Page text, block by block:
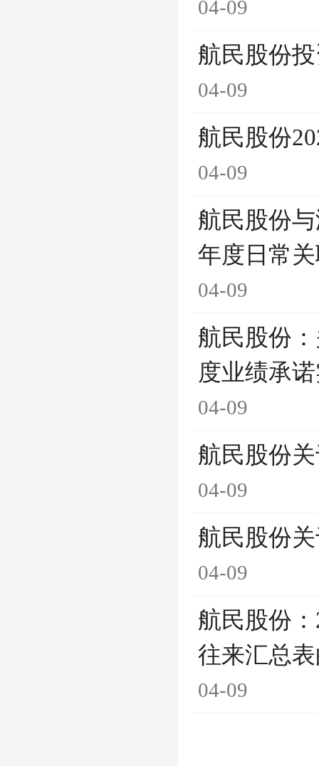
04-09
航民股份
04-09
航民股份
04-09
航民股份
年度日常
04-09
航民股份
度业绩承
04-09
航民股份
04-09
航民股份
04-09
航民股份
往来汇总
04-09